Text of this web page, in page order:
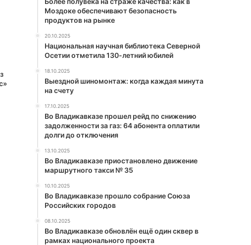
Моздоке обеспечивают безопасность
продуктов на рынке
20.10.2025
Национальная научная библиотека Северной
Осетии отметила 130-летний юбилей
18.10.2025
Выездной шиномонтаж: когда каждая минута
на счету
17.10.2025
Во Владикавказе прошел рейд по снижению
задолженности за газ: 64 абонента оплатили
долги до отключения
13.10.2025
Во Владикавказе приостановлено движение
маршрутного такси № 35
10.10.2025
Во Владикавказе прошло собрание Союза
Российских городов
08.10.2025
Во Владикавказе обновлён ещё один сквер в
рамках национального проекта